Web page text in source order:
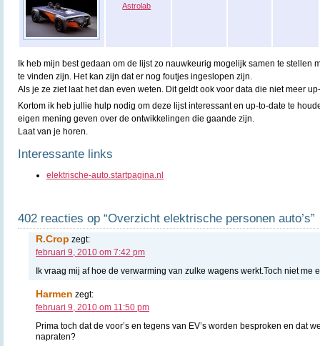
Astrolab
Ik heb mijn best gedaan om de lijst zo nauwkeurig mogelijk samen te stellen
te vinden zijn. Het kan zijn dat er nog foutjes ingeslopen zijn.
Als je ze ziet laat het dan even weten. Dit geldt ook voor data die niet meer
Kortom ik heb jullie hulp nodig om deze lijst interessant en up-to-date te
eigen mening geven over de ontwikkelingen die gaande zijn.
Laat van je horen.
Interessante links
elektrische-auto.startpagina.nl
402 reacties op “Overzicht elektrische personen auto’s”
R.Crop zegt:
februari 9, 2010 om 7:42 pm
Ik vraag mij af hoe de verwarming van zulke wagens werkt.Toch niet me
Harmen zegt:
februari 9, 2010 om 11:50 pm
Prima toch dat de voor’s en tegens van EV’s worden besproken en dat
napraten?